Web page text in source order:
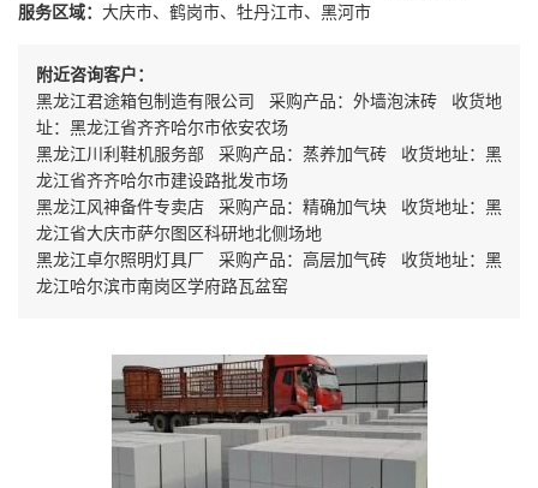
服务区域： 大庆市、鹤岗市、牡丹江市、黑河市
附近咨询客户：
黑龙江君途箱包制造有限公司 采购产品：外墙泡沫砖 收货地
址：黑龙江省齐齐哈尔市依安农场
黑龙江川利鞋机服务部 采购产品：蒸养加气砖 收货地址：黑
龙江省齐齐哈尔市建设路批发市场
黑龙江风神备件专卖店 采购产品：精确加气块 收货地址：黑
龙江省大庆市萨尔图区科研地北侧场地
黑龙江卓尔照明灯具厂 采购产品：高层加气砖 收货地址：黑
龙江哈尔滨市南岗区学府路瓦盆窑